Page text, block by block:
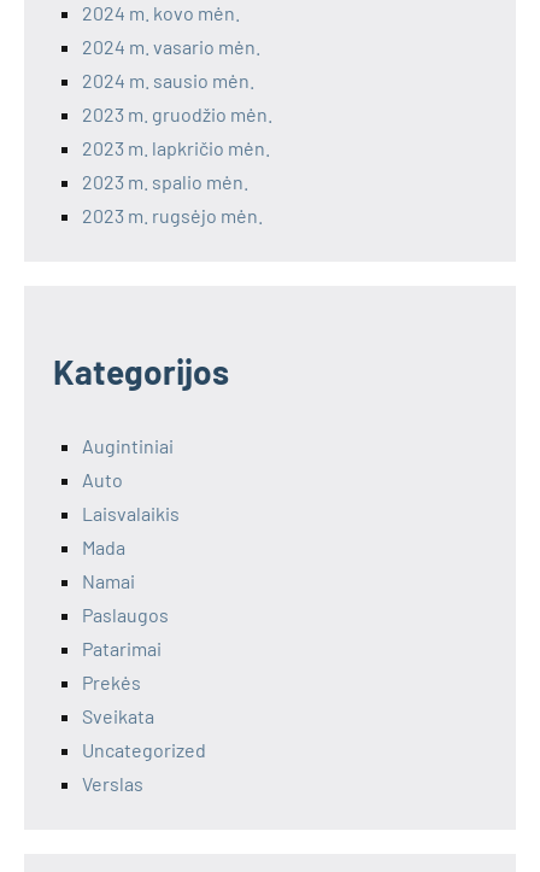
2024 m. kovo mėn.
2024 m. vasario mėn.
2024 m. sausio mėn.
2023 m. gruodžio mėn.
2023 m. lapkričio mėn.
2023 m. spalio mėn.
2023 m. rugsėjo mėn.
Kategorijos
Augintiniai
Auto
Laisvalaikis
Mada
Namai
Paslaugos
Patarimai
Prekės
Sveikata
Uncategorized
Verslas